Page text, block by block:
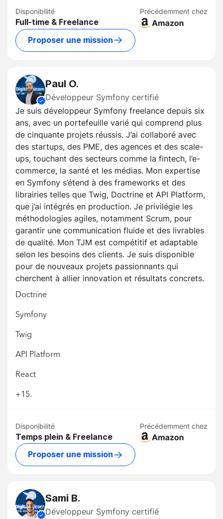
Disponibilité
Full-time & Freelance
Précédemment chez
Proposer une mission
Paul O.
Développeur Symfony certifié
Je suis développeur Symfony freelance depuis six
ans, avec un portefeuille varié qui comprend plus
de cinquante projets réussis. J’ai collaboré avec
des startups, des PME, des agences et des scale-
ups, touchant des secteurs comme la fintech, l’e-
commerce, la santé et les médias. Mon expertise
en Symfony s’étend à des frameworks et des
librairies telles que Twig, Doctrine et API Platform,
que j’ai intégrés en production. Je privilégie les
méthodologies agiles, notamment Scrum, pour
garantir une communication fluide et des livrables
de qualité. Mon TJM est compétitif et adaptable
selon les besoins des clients. Je suis disponible
pour de nouveaux projets passionnants qui
cherchent à allier innovation et résultats concrets.
Doctrine
Symfony
Twig
API Platform
React
+15.
Disponibilité
Temps plein & Freelance
Précédemment chez
Proposer une mission
Sami B.
Développeur Symfony certifié